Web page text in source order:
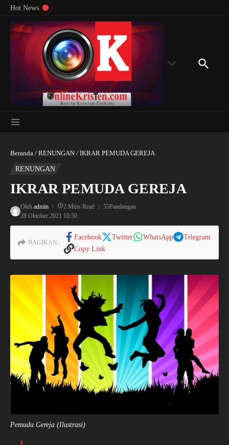
Lewati ke konten
Hot News
Beranda / RENUNGAN / IKRAR PEMUDA GEREJA
RENUNGAN
IKRAR PEMUDA GEREJA
Oleh admin 2 Mins Read
55Pandangan
28 Oktober 2021 10:50
BAGIKAN:
Facebook Twitter WhatsApp
Telegram
Copy Link
Pemuda Gereja (Ilustrasi)